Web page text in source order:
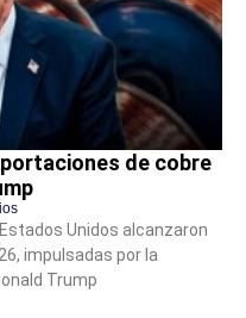
de cobre
Unidos alcanzaron
impulsadas por la
Trump